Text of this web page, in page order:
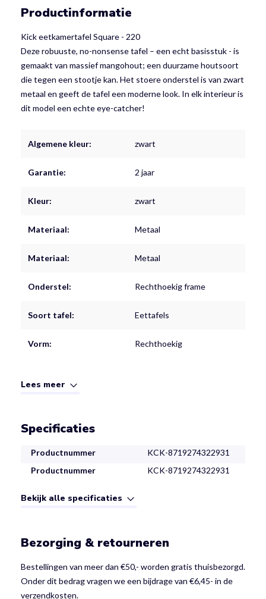
Productinformatie
Kick eetkamertafel Square - 220
Deze robuuste, no-nonsense tafel – een echt basisstuk - is
gemaakt van massief mangohout; een duurzame houtsoort
die tegen een stootje kan. Het stoere onderstel is van zwart
metaal en geeft de tafel een moderne look. In elk interieur is
dit model een echte eye-catcher!
Algemene kleur: zwart
Garantie: 2 jaar
Kleur: zwart
Materiaal: Metaal
Materiaal: Metaal
Onderstel: Rechthoekig frame
Soort tafel: Eettafels
Vorm: Rechthoekig
Lees meer
Specificaties
Productnummer
KCK-8719274322931
Productnummer
KCK-8719274322931
Bekijk alle specificaties
Bezorging & retourneren
Bestellingen van meer dan €50,- worden gratis thuisbezorgd.
Onder dit bedrag vragen we een bijdrage van €6,45- in de
verzendkosten.